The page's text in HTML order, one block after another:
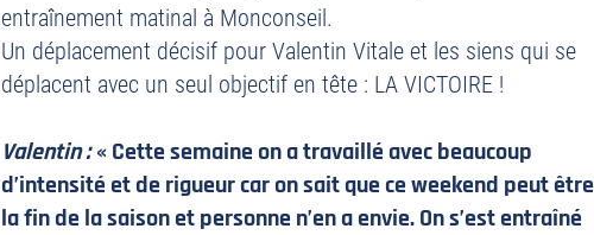
entraînement matinal à Monconseil.
Un déplacement décisif pour Valentin Vitale et les siens qui se
déplacent avec un seul objectif en tête : LA VICTOIRE !
Valentin : « Cette semaine on a travaillé avec beaucoup
d’intensité et de rigueur car on sait que ce weekend peut être
la fin de la saison et personne n’en a envie. On s’est entraîné